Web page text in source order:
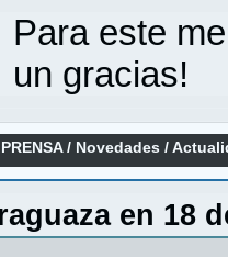
Para este
un gracias!
/ Novedades /
en 18